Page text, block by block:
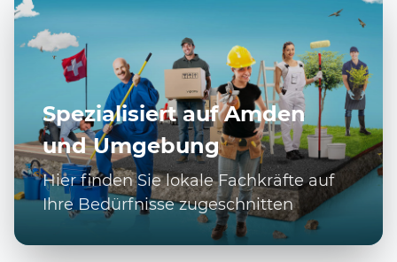
Spezialisiert auf Amden
und Umgebung
Hier finden Sie lokale Fachkräfte auf
Ihre Bedürfnisse zugeschnitten